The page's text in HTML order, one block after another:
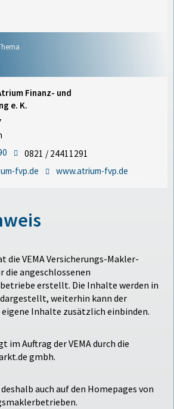
Finanz- und
e. K.
0821 / 24411291
fvp.de
www.atrium-fvp.de
die VEMA Versicherungs-Makler-
die angeschlossenen
erstellt. Die Inhalte werden in
weiterhin kann der
Inhalte zusätzlich einbinden.
im Auftrag der VEMA durch die
gmbh.
auch auf den Homepages von